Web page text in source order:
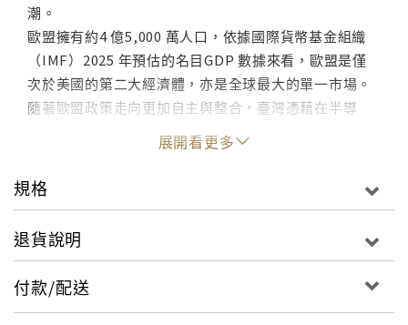
潮。
歐盟擁有約4 億5,000 萬人口，依據國際貨幣基金組織
（IMF）2025 年預估的名目GDP 數據來看，歐盟是僅
次於美國的第二大經濟體，亦是全球最大的單一市場。
隨著歐盟政策走向更加自主與整合，臺灣憑藉在半導
體、高科技製造、AI、綠能與智慧製造等領域的領先技
術，正好與其需求高度互補，雙方在研發合作、產業升
級與關鍵技術等層面具備龐大的合作潛力。
此外，因應烏克蘭受戰爭帶來的安全挑戰，歐盟加速強
關鍵基礎設施重建等方面，擴展與歐洲夥伴的技術交流
臺歐在法治、民主與人權等價值上高度契合，為雙方建
展開看更多
規格
退貨說明
付款/配送